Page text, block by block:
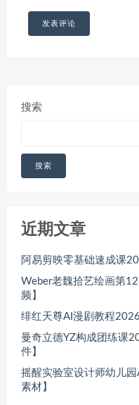
搜索
搜索
近期文章
阿易剪映零基础速成课
Weber老魏拾艺绘画第
频】
绯红天尊AI漫剧教程
曼奇立德YZ构成团练课
件】
摇醒实验室设计师幼儿
素材】